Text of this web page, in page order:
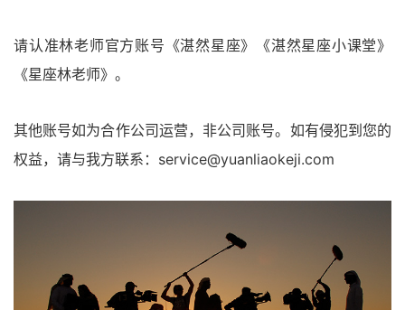
请认准林老师官方账号《湛然星座》《湛然星座小课堂》
《星座林老师》。
其他账号如为合作公司运营，非公司账号。如有侵犯到您的
权益，请与我方联系：service@yuanliaokeji.com